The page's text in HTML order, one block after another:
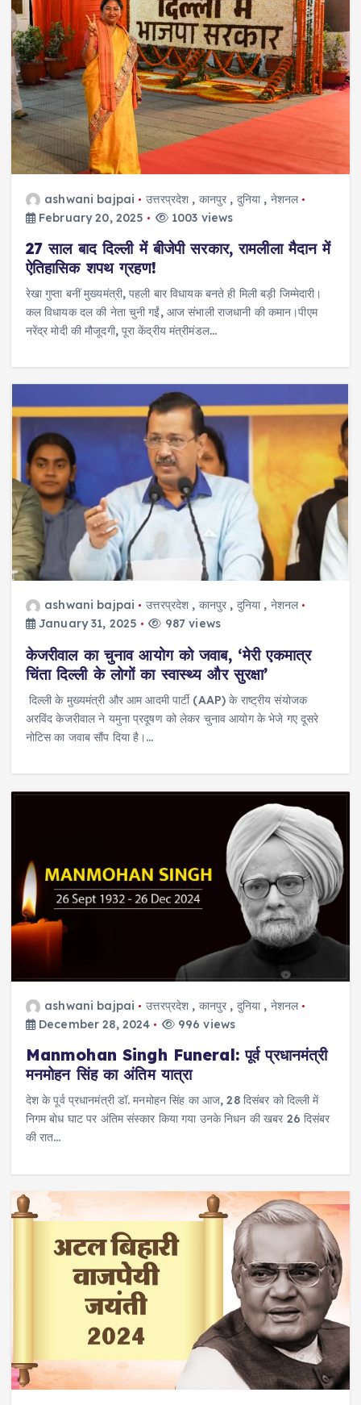
ashwani bajpai उत्तरप्रदेश , कानपुर , दुनिया, नेशनल
February 20, 2025
1003 views
27 साल बाद दिल्ली में बीजेपी सरकार, रामलीला मैदान में
ऐतिहासिक शपथ ग्रहण!
रेखा गुप्ता बनीं मुख्यमंत्री, पहली बार विधायक बनते ही मिली बड़ी जिम्मेदारी।
कल विधायक दल की नेता चुनी गईं, आज संभाली राजधानी की कमान।पीएम
नरेंद्र मोदी की मौजूदगी, पूरा केंद्रीय मंत्रीमंडल…
ashwani bajpai उत्तरप्रदेश , कानपुर , दुनिया, नेशनल
January 31, 2025
987 views
केजरीवाल का चुनाव आयोग को जवाब, ‘मेरी एकमात्र
चिंता दिल्ली के लोगों का स्वास्थ्य और सुरक्षा’
दिल्ली के मुख्यमंत्री और आम आदमी पार्टी (AAP) के राष्ट्रीय संयोजक
अरविंद केजरीवाल ने यमुना प्रदूषण को लेकर चुनाव आयोग के भेजे गए दूसरे
नोटिस का जवाब सौंप दिया है।…
ashwani bajpai उत्तरप्रदेश , कानपुर , दुनिया, नेशनल
December 28, 2024
996 views
Manmohan Singh Funeral: पूर्व प्रधानमंत्री
मनमोहन सिंह का अंतिम यात्रा
देश के पूर्व प्रधानमंत्री डॉ. मनमोहन सिंह का आज, 28 दिसंबर को दिल्ली में
निगम बोध घाट पर अंतिम संस्कार किया गया उनके निधन की खबर 26 दिसंबर
की रात…